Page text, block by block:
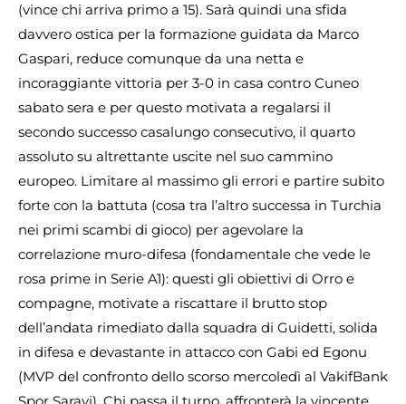
(vince chi arriva primo a 15). Sarà quindi una sfida
davvero ostica per la formazione guidata da Marco
Gaspari, reduce comunque da una netta e
incoraggiante vittoria per 3-0 in casa contro Cuneo
sabato sera e per questo motivata a regalarsi il
secondo successo casalungo consecutivo, il quarto
assoluto su altrettante uscite nel suo cammino
europeo. Limitare al massimo gli errori e partire subito
forte con la battuta (cosa tra l’altro successa in Turchia
nei primi scambi di gioco) per agevolare la
correlazione muro-difesa (fondamentale che vede le
rosa prime in Serie A1): questi gli obiettivi di Orro e
compagne, motivate a riscattare il brutto stop
dell’andata rimediato dalla squadra di Guidetti, solida
in difesa e devastante in attacco con Gabi ed Egonu
(MVP del confronto dello scorso mercoledì al VakifBank